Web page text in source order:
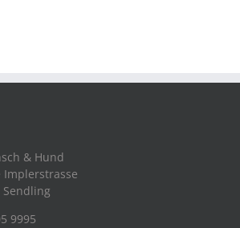
& Hund
Implerstrasse
Sendling
9995